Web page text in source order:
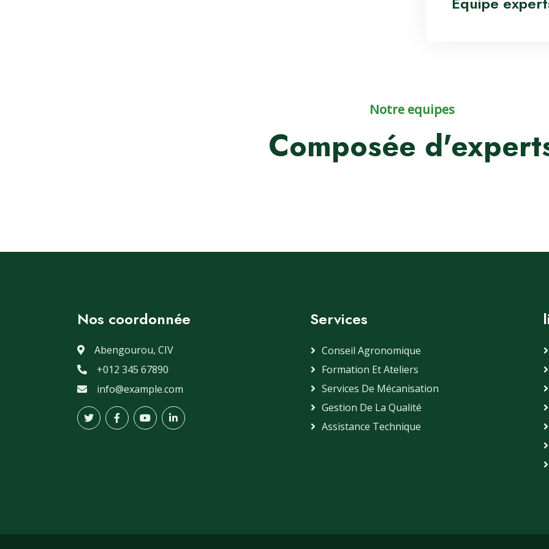
Notre equipes
Composée
Nos coordonnée
Abengourou, CIV
+012 345 67890
info@example.com
Services
Conseil Agronomique
Formation Et Ateliers
Services De Mécanisation
Gestion De La Qualité
Assistance Technique